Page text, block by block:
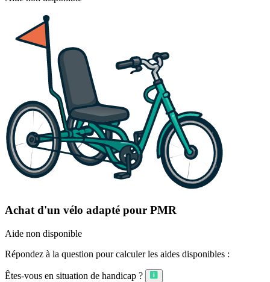
Achat d'un vélo adapté pour PMR
Aide non disponible
Répondez à la question pour calculer les aides disponibles :
Êtes-vous en situation de handicap ?